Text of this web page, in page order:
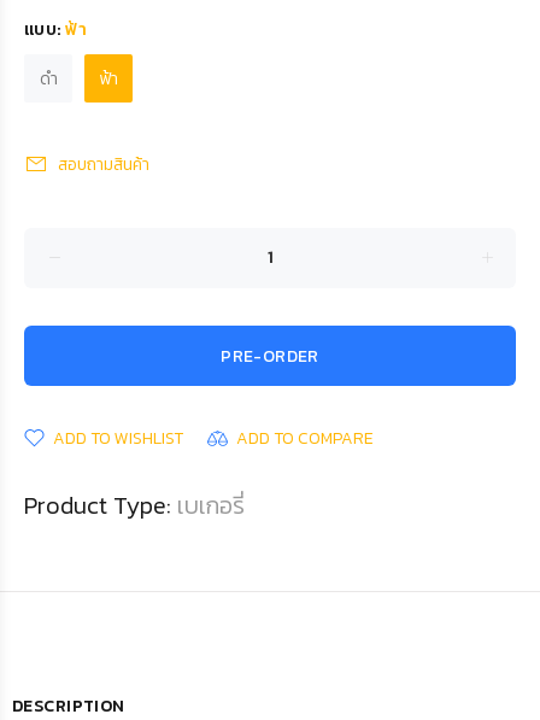
แบบ:ฟ้า
ดำ
ฟ้า
สอบถามสินค้า
PRE-ORDER
ADD TO WISHLIST ADD TO COMPARE
Product Type: เบเกอรี่
DESCRIPTION